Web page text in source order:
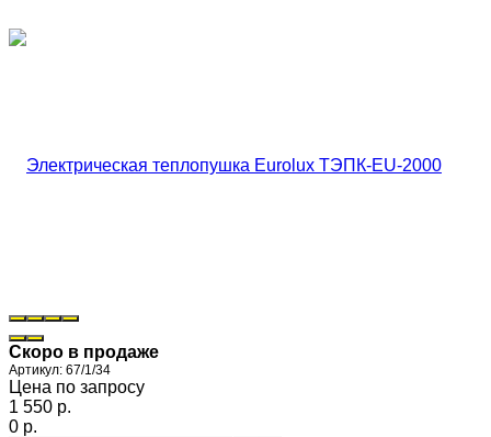
Скоро в продаже
Артикул: 67/1/34
Цена по запросу
1 550 p.
0 p.